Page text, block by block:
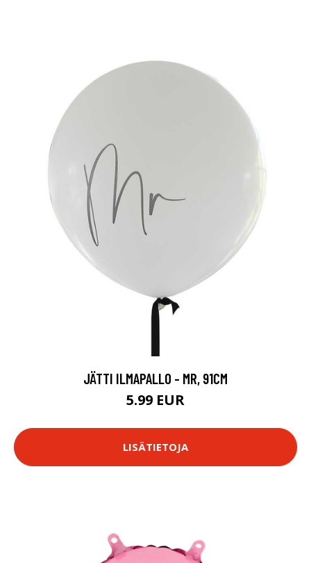
JÄTTI ILMAPALLO - MR, 91CM
5.99 EUR
LISÄTIETOJA